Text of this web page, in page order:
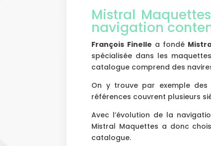
Mistral
navigation
François Finelle a fondé
spécialisée dans les
catalogue comprend des
On y trouve par exemple des
références couvrent plusieurs
Avec l’évolution de la
Mistral Maquettes a donc
catalogue.